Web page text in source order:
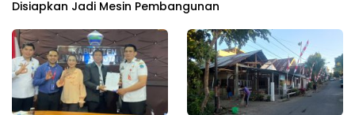
Disiapkan Jadi Mesin Pembangunan